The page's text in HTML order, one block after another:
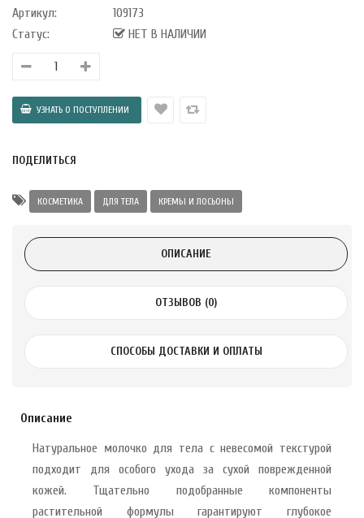
Артикул:
109173
Статус:
НЕТ В НАЛИЧИИ
ПОДЕЛИТЬСЯ
КОСМЕТИКА ДЛЯ ТЕЛА КРЕМЫ И ЛОСЬОНЫ
ОПИСАНИЕ
ОТЗЫВОВ (0)
СПОСОБЫ ДОСТАВКИ И ОПЛАТЫ
Описание
Натуральное молочко для тела с невесомой текстурой
подходит для особого ухода за сухой поврежденной
кожей. Тщательно подобранные компоненты
растительной формулы гарантируют глубокое